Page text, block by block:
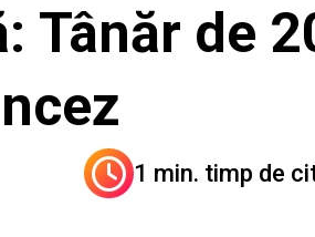
Tânăr de
1 min. timp de